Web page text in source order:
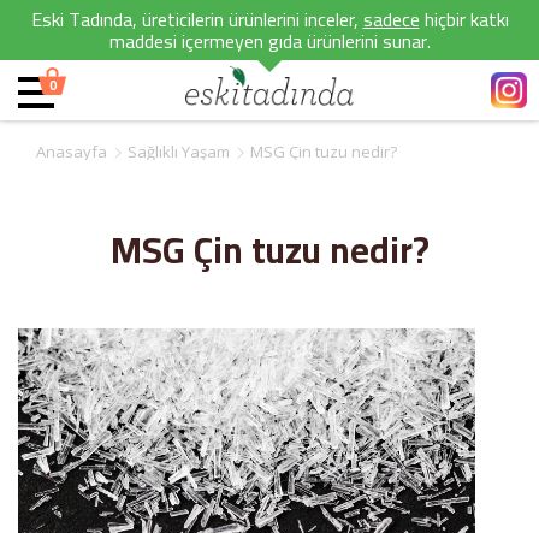
Eski Tadında, üreticilerin ürünlerini inceler,sadecehiçbir katkı
maddesi içermeyen gıda ürünlerini sunar.
0
Anasayfa Sağlıklı Yaşam MSG Çin tuzu nedir?
MSG Çin tuzu nedir?